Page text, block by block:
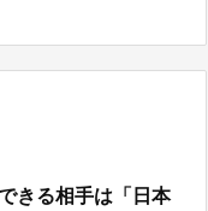
きる相手は「日本